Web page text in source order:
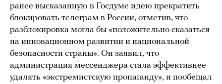
ранее высказанную в Госдуме идею прекратить
блокировать телеграм в России, отметив, что
разблокировка могла бы «положительно сказаться
на инновационном развитии и национальной
безопасности страны». Он заявил, что
администрация мессенджера стала эффективнее
удалять «экстремистскую пропаганду», и пообещал